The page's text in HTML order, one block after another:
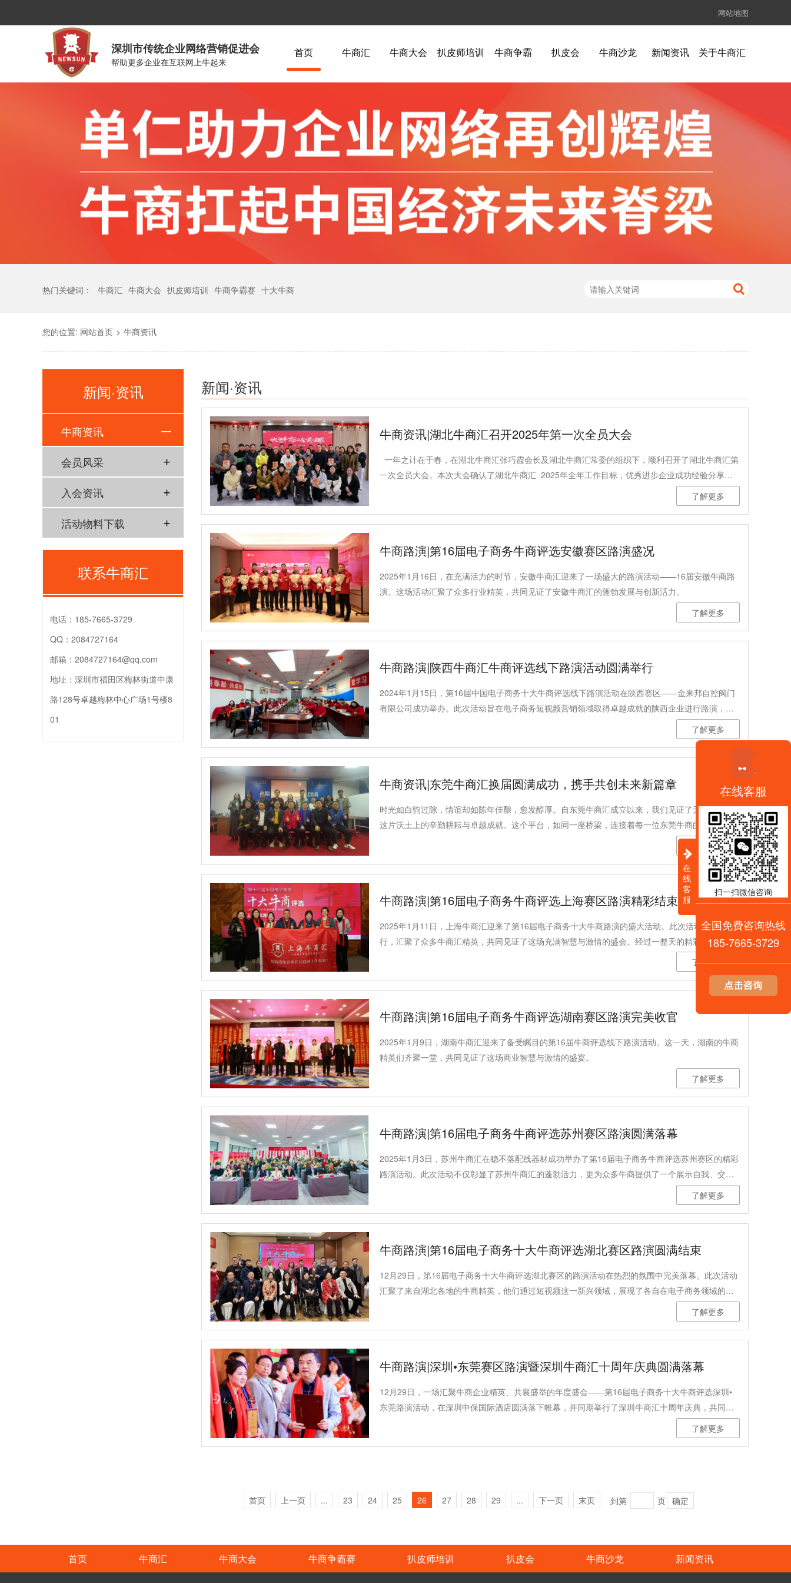
网站地图
深圳市传统企业网络营销促进会
帮助更多企业在互联网上牛起来
首页 牛商汇 牛商大会 扒皮师培训 牛商争霸 扒皮会 牛商沙龙 新闻资讯 关于牛商汇
热门关键词： 牛商汇 牛商大会 扒皮师培训 牛商争霸赛 十大牛商
您的位置: 网站首页 > 牛商资讯
新闻·资讯
牛商资讯|湖北牛商汇召开2025年第一次全员大会
一年之计在于春，在湖北牛商汇张巧霞会长及湖北牛商汇常委的组织下，顺利召开了湖北牛商汇第
一次全员大会。本次大会确认了湖北牛商汇 2025年全年工作目标，优秀进步企业成功经验分享，
一一听取了所有单仁学员目在全域网络营销上所遇到的问题，需要牛商汇给于怎样的帮助。了解更多
牛商路演|第16届电子商务牛商评选安徽赛区路演盛况
2025年1月16日，在充满活力的时节，安徽牛商汇迎来了一场盛大的路演活动——16届安徽牛商路
演。这场活动汇聚了众多行业精英，共同见证了安徽牛商汇的蓬勃发展与创新活力。
了解更多
牛商路演|陕西牛商汇牛商评选线下路演活动圆满举行
2024年1月15日，第16届中国电子商务十大牛商评选线下路演活动在陕西赛区——金来邦自控阀门
有限公司成功举办。此次活动旨在电子商务短视频营销领域取得卓越成就的陕西企业进行路演，推
了解更多
牛商资讯|东莞牛商汇换届圆满成功，携手共创未来新篇章
时光如白驹过隙，情谊却如陈年佳酿，愈发醇厚。自东莞牛商汇成立以来，我们见证了无数牛商在
这片沃土上的辛勤耕耘与卓越成就。这个平台，如同一座桥梁，连接着每一位东莞牛商的心，让我
了解更多
牛商路演|第16届电子商务牛商评选上海赛区路演精彩结束
2025年1月11日，上海牛商汇迎来了第16届电子商务十大牛商路演的盛大活动。此次活动在上海举
行，汇聚了众多牛商汇精英，共同见证了这场充满智慧与激情的盛会。经过一整天的精彩角逐与激
烈比拼，活动最终圆满落幕，不仅展现了上海牛商汇的蓬勃生机，更凸显了各位参赛选手的卓越风
了解更多
牛商路演|第16届电子商务牛商评选湖南赛区路演完美收官
2025年1月9日，湖南牛商汇迎来了备受瞩目的第16届牛商评选线下路演活动。这一天，湖南的牛商
精英们齐聚一堂，共同见证了这场商业智慧与激情的盛宴。
了解更多
牛商路演|第16届电子商务牛商评选苏州赛区路演圆满落幕
2025年1月3日，苏州牛商汇在稳不落配线器材成功举办了第16届电子商务牛商评选苏州赛区的精彩
路演活动。此次活动不仅彰显了苏州牛商汇的蓬勃活力，更为众多牛商提供了一个展示自我、交流
了解更多
牛商路演|第16届电子商务十大牛商评选湖北赛区路演圆满结束
12月29日，第16届电子商务十大牛商评选湖北赛区的路演活动在热烈的氛围中完美落幕。此次活动
汇聚了来自湖北各地的牛商精英，他们通过短视频这一新兴领域，展现了各自在电子商务领域的卓
了解更多
牛商路演|深圳•东莞赛区路演暨深圳牛商汇十周年庆典圆满落幕
12月29日，一场汇聚牛商企业精英、共襄盛举的年度盛会——第16届电子商务十大牛商评选深圳•
东莞路演活动，在深圳中保国际酒店圆满落下帷幕，并同期举行了深圳牛商汇十周年庆典，共同见
了解更多
首页 上一页 ... 23 24 25 26 27 28 29 ... 下一页 末页 到第 页 确定
新闻·资讯
牛商资讯
会员风采
入会资讯
活动物料下载
联系牛商汇
电话： 185-7665-3729
QQ： 2084727164
邮箱： 2084727164@qq.com
地址： 深圳市福田区梅林街道中康
路128号卓越梅林中心广场1号楼8
01
首页 牛商汇 牛商大会 牛商争霸赛 扒皮师培训 扒皮会 牛商沙龙 新闻资讯
在
线
客
服
在线客服
扫一扫微信咨询
全国免费咨询热线
185-7665-3729